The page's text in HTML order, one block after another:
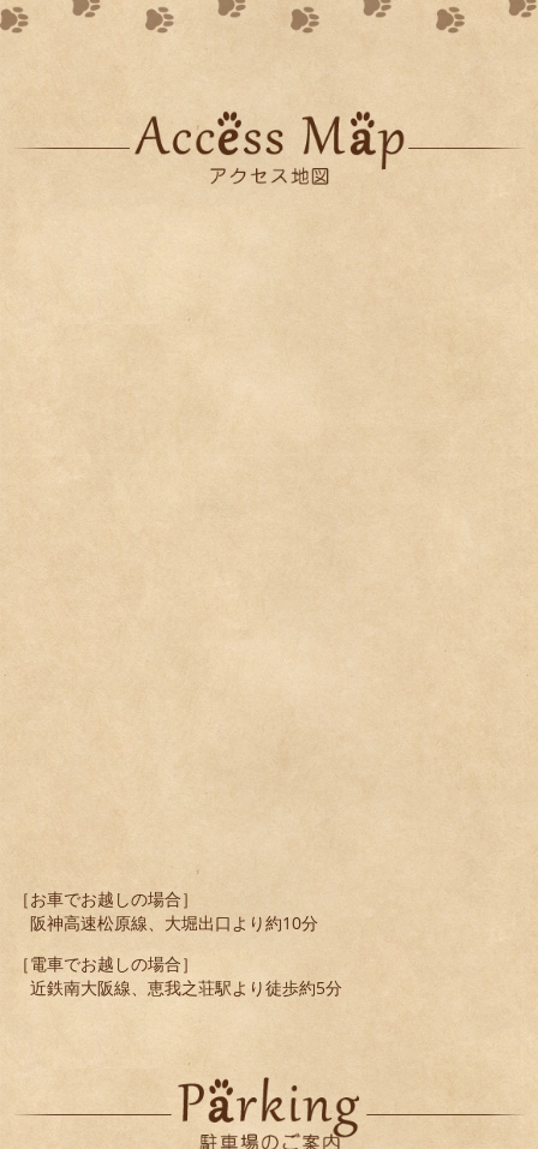
［お車でお越しの場合］
阪神高速松原線、大堀出口より約10分
［電車でお越しの場合］
近鉄南大阪線、恵我之荘駅より徒歩約5分